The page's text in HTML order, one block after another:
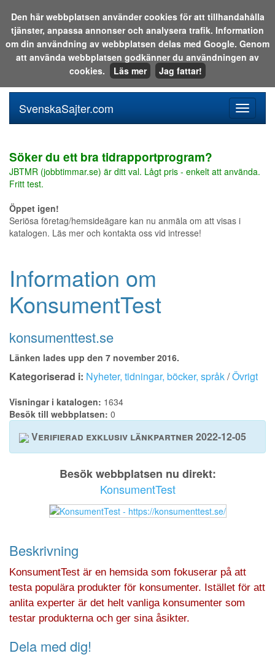
Sök i katalogen eller på webben:
meny
SvenskaSajter.com
Söker du ett bra tidrapportprogram?
JBTMR (jobbtimmar.se) är ditt val. Lågt pris - enkelt att använda.
Fritt test.
Öppet igen!
Seriösa företag/hemsideägare kan nu anmäla om att visas i
katalogen. Läs mer och kontakta oss vid intresse!
Information om
KonsumentTest
konsumenttest.se
Länken lades upp den 7 november 2016.
Kategoriserad i: Nyheter, tidningar, böcker, språk/Övrigt
Visningar i katalogen: 1634
Besök till webbplatsen: 0
Verifierad exklusiv länkpartner 2022-12-05
Besök webbplatsen nu direkt:
KonsumentTest
Beskrivning
KonsumentTest är en hemsida som fokuserar på att
testa populära produkter för konsumenter. Istället för att
anlita experter är det helt vanliga konsumenter som
testar produkterna och ger sina åsikter.
Dela med dig!
Den här webbplatsen använder cookies för att tillhandahålla
tjänster, anpassa annonser och analysera trafik. Information
om din användning av webbplatsen delas med Google. Genom
att använda webbplatsen godkänner du användningen av
cookies.
Läs mer Jag fattar!